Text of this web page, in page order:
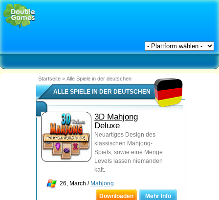
Startseite > Alle Spiele in der deutschen
ALLE SPIELE IN DER DEUTSCHEN
3D Mahjong
Deluxe
Neuartiges Design des
klassischen Mahjong-
Spiels, sowie eine Menge
Levels lassen niemanden
kalt.
26, March / Mahjong
Downloaden
Mehr Info